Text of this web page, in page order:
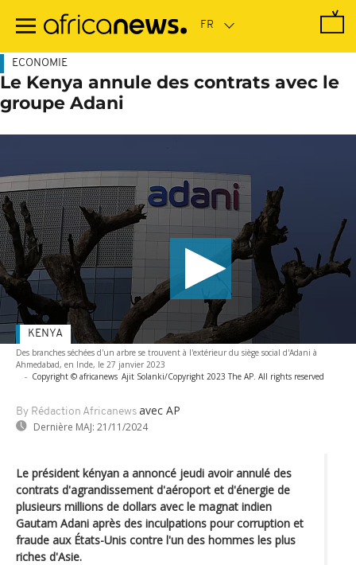
contenu
ECONOMIE
Le Kenya annule des contrats avec le
groupe Adani
Des branches séchées d'un arbre se trouvent à l'extérieur du siège social d'Adani à
Ahmedabad, en Inde, le 27 janvier 2023
- Copyright © africanews Ajit Solanki/Copyright 2023 The AP. All rights reserved
By Rédaction Africanews avec AP
Dernière MAJ: 21/11/2024
KENYA
Le président kényan a annoncé jeudi avoir annulé des
contrats d'agrandissement d'aéroport et d'énergie de
plusieurs millions de dollars avec le magnat indien
Gautam Adani après des inculpations pour corruption et
fraude aux États-Unis contre l'un des hommes les plus
riches d'Asie.